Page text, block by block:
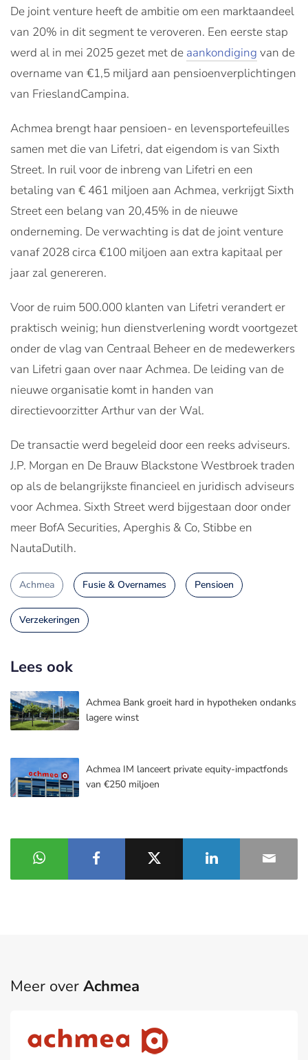
De joint venture heeft de ambitie om een marktaandeel
van 20% in dit segment te veroveren. Een eerste stap
werd al in mei 2025 gezet met de aankondiging van de
overname van €1,5 miljard aan pensioenverplichtingen
van FrieslandCampina.
Achmea brengt haar pensioen- en levensportefeuilles
samen met die van Lifetri, dat eigendom is van Sixth
Street. In ruil voor de inbreng van Lifetri en een
betaling van € 461 miljoen aan Achmea, verkrijgt Sixth
Street een belang van 20,45% in de nieuwe
onderneming. De verwachting is dat de joint venture
vanaf 2028 circa €100 miljoen aan extra kapitaal per
jaar zal genereren.
Voor de ruim 500.000 klanten van Lifetri verandert er
praktisch weinig; hun dienstverlening wordt voortgezet
onder de vlag van Centraal Beheer en de medewerkers
van Lifetri gaan over naar Achmea. De leiding van de
nieuwe organisatie komt in handen van
directievoorzitter Arthur van der Wal.
De transactie werd begeleid door een reeks adviseurs.
J.P. Morgan en De Brauw Blackstone Westbroek traden
op als de belangrijkste financieel en juridisch adviseurs
voor Achmea. Sixth Street werd bijgestaan door onder
meer BofA Securities, Aperghis & Co, Stibbe en
NautaDutilh.
Achmea Fusie & Overnames Pensioen
Verzekeringen
Lees ook
Achmea Bank groeit hard in hypotheken ondanks
lagere winst
Achmea IM lanceert private equity-impactfonds
van €250 miljoen
Meer over Achmea